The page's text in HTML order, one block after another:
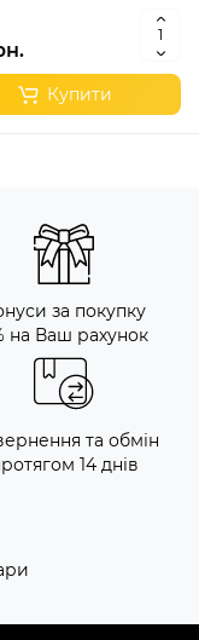
Купити
за покупку
на Ваш рахунок
та обмін
14 днів